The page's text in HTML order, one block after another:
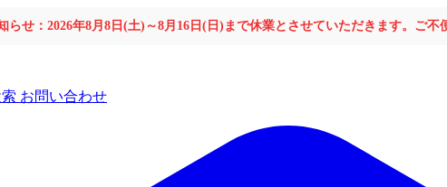
らせ：2026年8月8日(土)～8月16日(日)まで休業とさせていただきます。ご不
お問い合わせ